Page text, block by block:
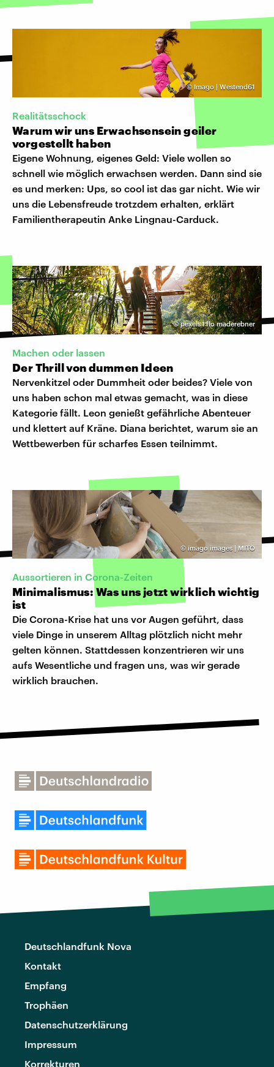
© Imago | Westend61
Realitätsschock
Warum wir uns Erwachsensein geiler
vorgestellt haben
Eigene Wohnung, eigenes Geld: Viele wollen so
schnell wie möglich erwachsen werden. Dann sind sie
es und merken: Ups, so cool ist das gar nicht. Wie wir
uns die Lebensfreude trotzdem erhalten, erklärt
Familientherapeutin Anke Lingnau-Carduck.
©pexels I flo maderebner
Machen oder lassen
Der Thrill von dummen Ideen
Nervenkitzel oder Dummheit oder beides? Viele von
uns haben schon mal etwas gemacht, was in diese
Kategorie fällt. Leon genießt gefährliche Abenteuer
und klettert auf Kräne. Diana berichtet, warum sie an
Wettbewerben für scharfes Essen teilnimmt.
© imago images | MITO
Aussortieren in Corona-Zeiten
Minimalismus: Was uns jetzt wirklich wichtig
ist
Die Corona-Krise hat uns vor Augen geführt, dass
viele Dinge in unserem Alltag plötzlich nicht mehr
gelten können. Stattdessen konzentrieren wir uns
aufs Wesentliche und fragen uns, was wir gerade
wirklich brauchen.
Deutschlandfunk Nova
Kontakt
Empfang
Trophäen
Datenschutzerklärung
Impressum
Korrekturen